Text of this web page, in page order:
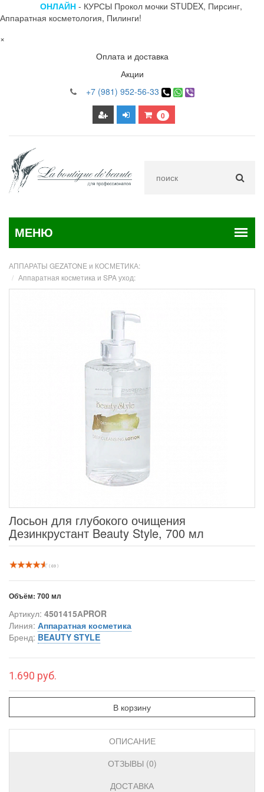
ОНЛАЙН - КУРСЫ Прокол мочки STUDEX, Пирсинг,
Аппаратная косметология, Пилинги!
×
Оплата и доставка
Акции
+7 (981) 952-56-33
0
АППАРАТЫ GEZATONE и КОСМЕТИКА:
Аппаратная косметика и SPA уход:
Лосьон для глубокого очищения
Дезинкрустант Beauty Style, 700 мл
( 69 )
Объём: 700 мл
Артикул: 4501415АPROR
Линия: Аппаратная косметика
Бренд: BEAUTY STYLE
1.690 руб.
В корзину
ОПИСАНИЕ
ОТЗЫВЫ (0)
ДОСТАВКА